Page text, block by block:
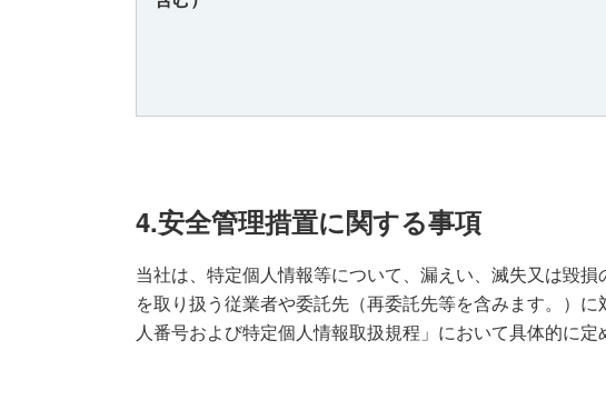
4.安全管理措置に関する事項
当社は、特定個人情報等について、漏えい、滅失又は毀
を取り扱う従業者や委託先（再委託先等を含みます。）
人番号および特定個人情報取扱規程」において具体的に定